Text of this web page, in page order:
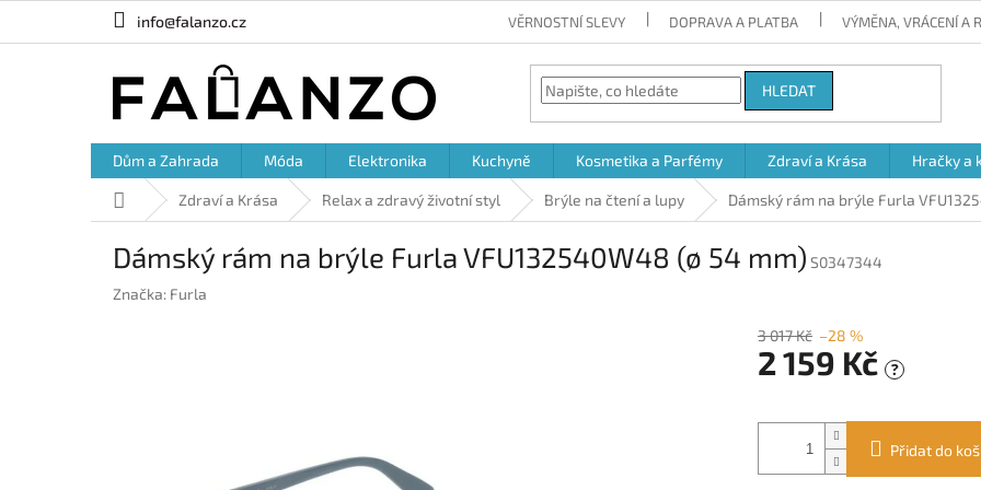
info@falanzo.cz VĚRNOSTNÍ SLEVY DOPRAVA A PLATBA VÝMĚNA, VRÁCENÍ A
HLEDAT
Dům a Zahrada Móda Elektronika Kuchyně Kosmetika a Parfémy Zdraví a Krása Hračky a
Domů Zdraví a Krása Relax a zdravý životní styl Brýle na čtení a lupy Dámský rám na brýle Furla
Dámský rám na brýle Furla VFU132540W48 (ø 54 mm) S0347344
Značka: Furla
3 017 Kč –28 %
2 159 Kč ?
cena:
Přidat do